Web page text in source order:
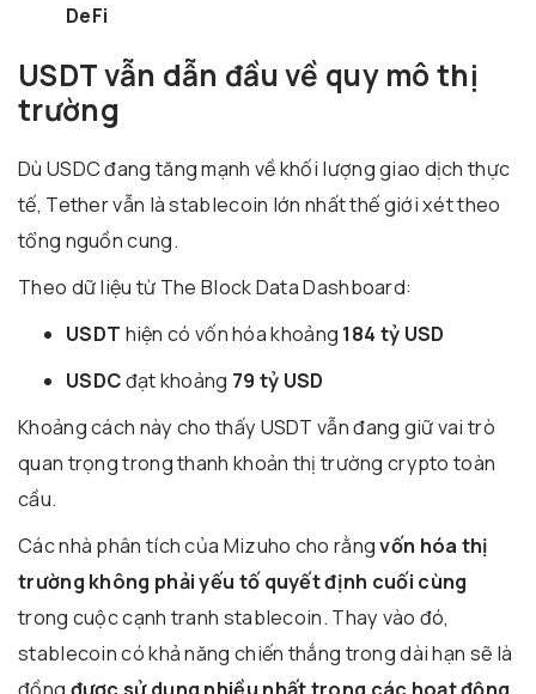
DeFi
USDT vẫn dẫn đầu về quy mô thị
trường
Dù USDC đang tăng mạnh về khối lượng giao dịch thực
tế, Tethervẫn là stablecoin lớn nhất thế giới xét theo
tổng nguồn cung.
Theo dữ liệu từ The Block Data Dashboard:
USDT hiện có vốn hóa khoảng 184 tỷ USD
USDCđạt khoảng 79 tỷ USD
Khoảng cách này cho thấy USDT vẫn đang giữ vai trò
quan trọng trong thanh khoản thị trường crypto toàn
cầu.
Các nhà phân tích của Mizuho cho rằngvốn hóa thị
trường không phải yếu tố quyết định cuối cùng
trong cuộc cạnh tranh stablecoin. Thay vào đó,
stablecoin có khả năng chiến thắng trong dài hạn sẽ là